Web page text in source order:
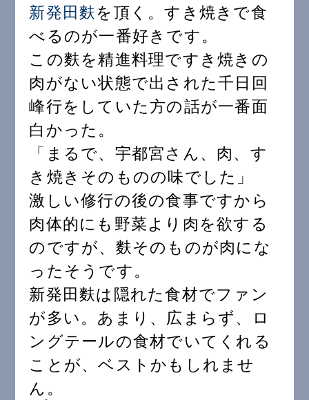
新発田麩を頂く。すき焼きで食
べるのが一番好きです。
この麩を精進料理ですき焼きの
肉がない状態で出された千日回
峰行をしていた方の話が一番面
白かった。
「まるで、宇都宮さん、肉、す
き焼きそのものの味でした」
激しい修行の後の食事ですから
肉体的にも野菜より肉を欲する
のですが、麩そのものが肉にな
ったそうです。
新発田麩は隠れた食材でファン
が多い。あまり、広まらず、ロ
ングテールの食材でいてくれる
ことが、ベストかもしれませ
ん。